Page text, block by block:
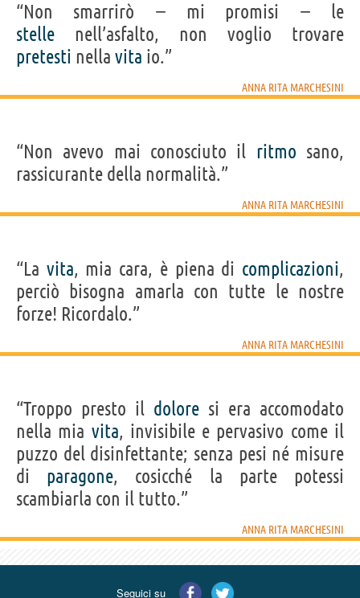
“Non smarrirò − mi promisi − le
stelle nell’asfalto, non voglio trovare
pretesti nella vita io.”
ANNA RITA MARCHESINI
“Non avevo mai conosciuto il ritmo sano,
rassicurante della normalità.”
ANNA RITA MARCHESINI
“La vita, mia cara, è piena di complicazioni,
perciò bisogna amarla con tutte le nostre
forze! Ricordalo.”
ANNA RITA MARCHESINI
“Troppo presto il dolore si era accomodato
nella mia vita, invisibile e pervasivo come il
puzzo del disinfettante; senza pesi né misure
di paragone, cosicché la parte potessi
scambiarla con il tutto.”
ANNA RITA MARCHESINI
Seguici su